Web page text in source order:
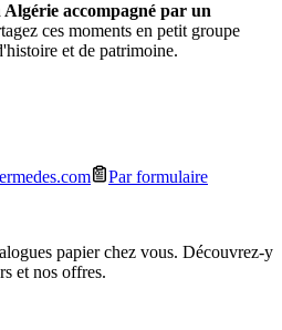
accompagné par un
ces moments en petit groupe
et de patrimoine.
Par formulaire
papier chez vous. Découvrez-y
et nos offres.